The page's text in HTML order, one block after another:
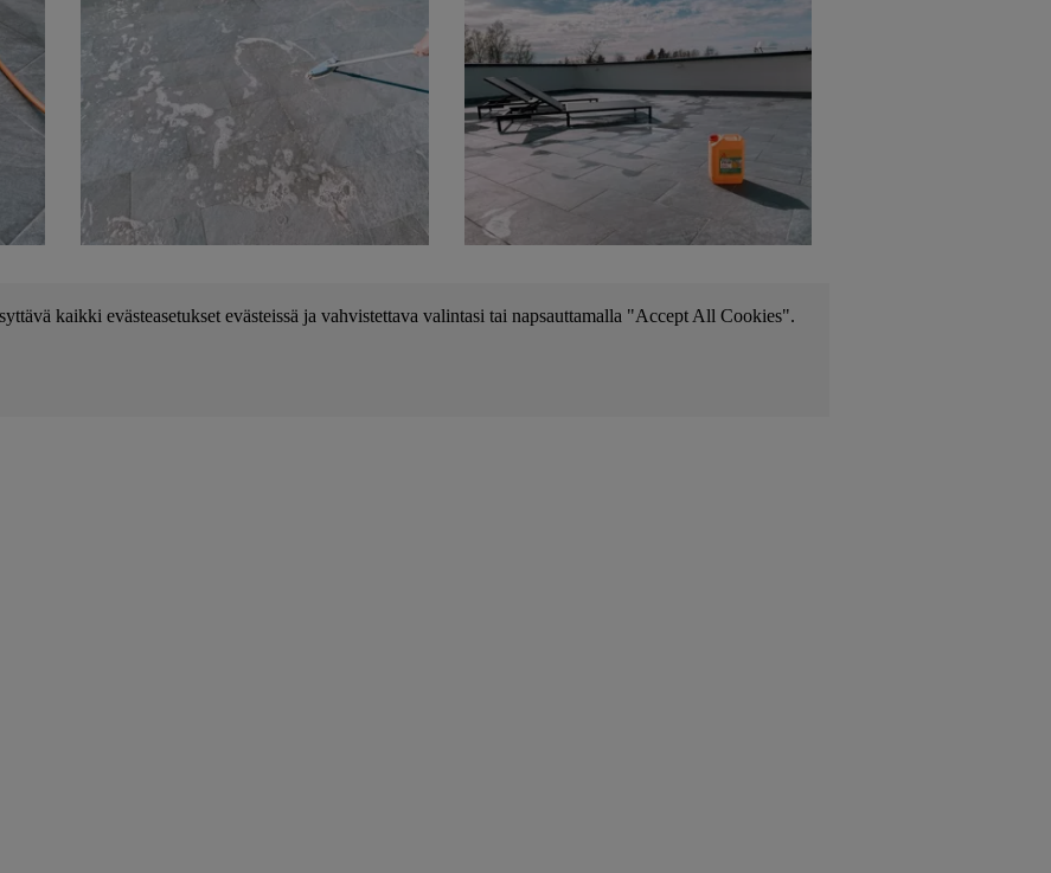
kaikki evästeasetukset evästeissä ja vahvistettava valintasi tai napsauttamalla "Accept All Cookies".